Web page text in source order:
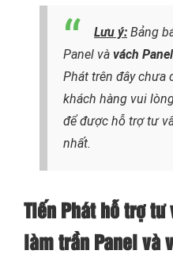
Lưu ý: Bảng
Panel và vách
Phát trên đây chưa
khách hàng vui
để được hỗ trợ tư
nhất.
Tiến Phát hỗ trợ tư
làm trần Panel và